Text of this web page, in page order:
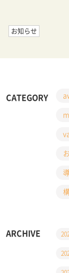
お知らせ
CATEGORY
ARCHIVE